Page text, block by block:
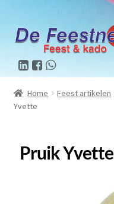
Home Feest artikelen
Yvette
Pruik Yvette